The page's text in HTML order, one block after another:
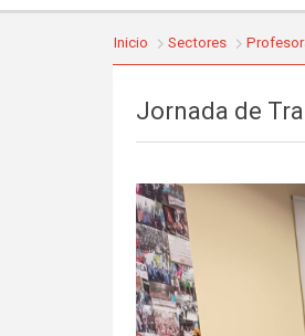
Inicio Sectores
Jornada de